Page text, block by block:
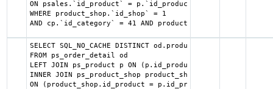
ON psales.`id_product` = p.`id_product`
WHERE product_shop.`id_shop` = 1
AND cp.`id_category` = 41 AND product_shop.`active` =
SELECT SQL_NO_CACHE DISTINCT od.product_id
FROM ps_order_detail od
LEFT JOIN ps_product p ON (p.id_product = od.product_id)
INNER JOIN ps_product_shop product_shop
ON (product_shop.id_product = p.id_product AND